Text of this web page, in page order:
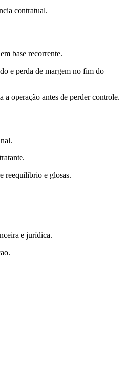
contratual.
base recorrente.
e perda de margem no fim do
a operação antes de perder controle.
reequilibrio e glosas.
e jurídica.